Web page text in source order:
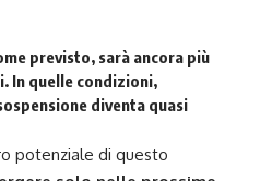
previsto, sarà ancora più
In quelle condizioni,
diventa quasi
potenziale di questo